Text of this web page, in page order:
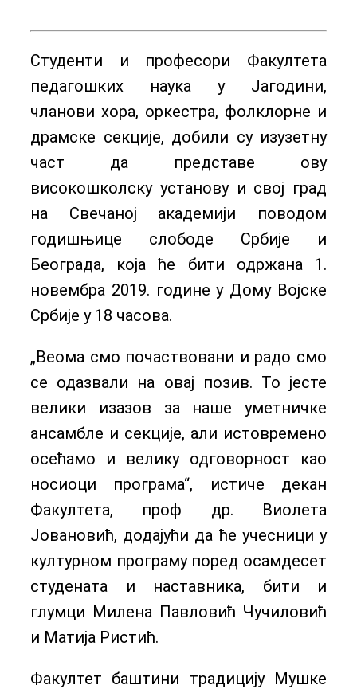
Студенти и професори Факултета
педагошких наука у Јагодини,
чланови хора, оркестра, фолклорне и
драмске секције, добили су изузетну
част да представе ову
високошколску установу и свој град
на Свечаној академији поводом
годишњице слободе Србије и
Београда, која ће бити одржана 1.
новембра 2019. године у Дому Војске
Србије у 18 часова.
„Веома смо почаствовани и радо смо
се одазвали на овај позив. То јесте
велики изазов за наше уметничке
ансамбле и секције, али истовремено
осећамо и велику одговорност као
носиоци програма“, истиче декан
Факултета, проф др. Виолета
Јовановић, додајући да ће учесници у
културном програму поред осамдесет
студената и наставника, бити и
глумци Милена Павловић Чучиловић
и Матија Ристић.
Факултет баштини традицију Мушке